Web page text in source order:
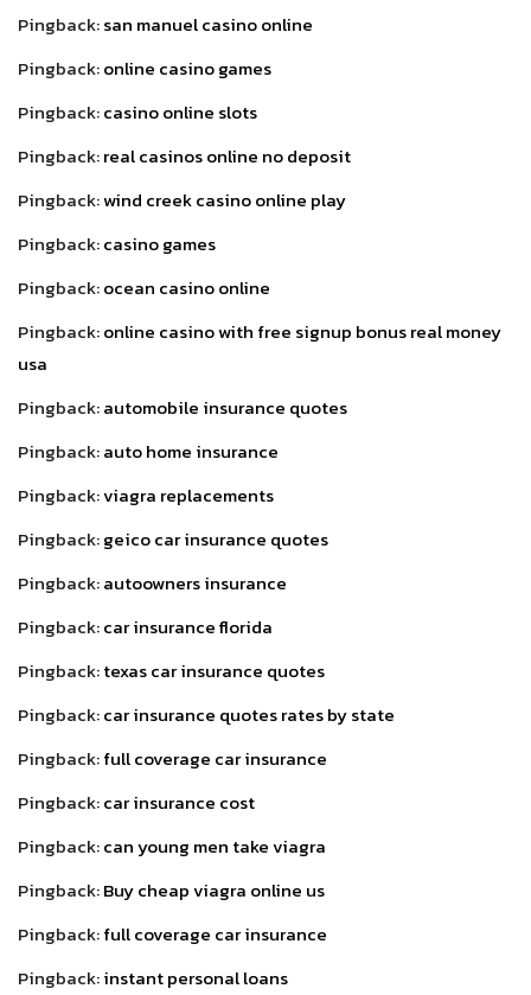
Pingback:san manuel casino online
Pingback:online casino games
Pingback:casino online slots
Pingback:real casinos online no deposit
Pingback:wind creek casino online play
Pingback:casino games
Pingback:ocean casino online
Pingback:online casino with free signup bonus real money
usa
Pingback:automobile insurance quotes
Pingback:auto home insurance
Pingback:viagra replacements
Pingback:geico car insurance quotes
Pingback:autoowners insurance
Pingback:car insurance florida
Pingback:texas car insurance quotes
Pingback:car insurance quotes rates by state
Pingback:full coverage car insurance
Pingback:car insurance cost
Pingback:can young men take viagra
Pingback:Buy cheap viagra online us
Pingback:full coverage car insurance
Pingback:instant personal loans